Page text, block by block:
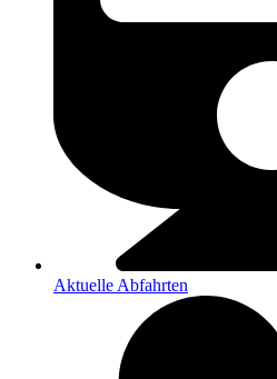
Aktuelle Abfahrten